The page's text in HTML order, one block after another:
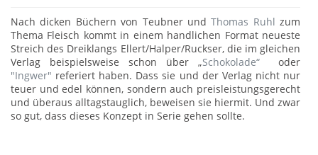
Nach dicken Büchern von Teubner undThomas Ruhl zum
Thema Fleisch kommt in einem handlichen Format neueste
Streich des Dreiklangs Ellert/Halper/Ruckser, die im gleichen
Verlag beispielsweise schon über „Schokolade“ oder
"Ingwer" referiert haben. Dass sie und der Verlag nicht nur
teuer und edel können, sondern auch preisleistungsgerecht
und überaus alltagstauglich, beweisen sie hiermit. Und zwar
so gut, dass dieses Konzept in Serie gehen sollte.